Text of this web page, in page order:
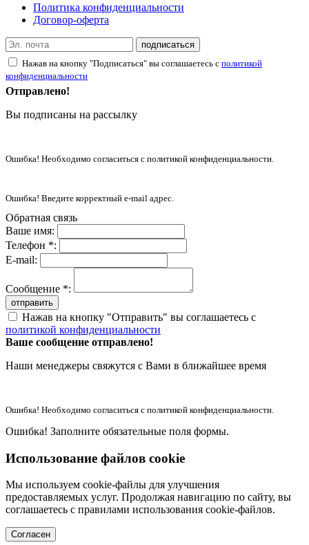
Политика конфиденциальности
Договор-оферта
подписаться
Нажав на кнопку "Подписаться" вы соглашаетесь с политикой
конфиденциальности
Отправлено!
Вы подписаны на рассылку
Ошибка! Необходимо согласиться с политикой конфиденциальности.
Ошибка! Введите корректный e-mail адрес.
Обратная связь
Ваше имя:
Телефон *:
E-mail:
Сообщение *:
отправить
Нажав на кнопку "Отправить" вы соглашаетесь с
политикой конфиденциальности
Ваше сообщение отправлено!
Наши менеджеры свяжутся с Вами в ближайшее время
Ошибка! Необходимо согласиться с политикой конфиденциальности.
Ошибка! Заполните обязательные поля формы.
Использование файлов cookie
Мы используем cookie-файлы для улучшения
предоставляемых услуг. Продолжая навигацию по сайту, вы
соглашаетесь с правилами использования cookie-файлов.
Согласен